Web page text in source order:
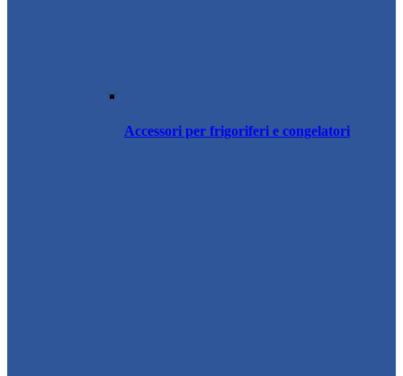
Accessori per frigoriferi e congelatori